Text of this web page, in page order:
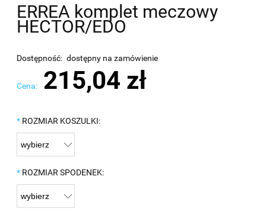
ERREA komplet meczowy
HECTOR/EDO
Dostępność: dostępny na zamówienie
Cena: 215,04 zł
* ROZMIAR KOSZULKI:
* ROZMIAR SPODENEK: